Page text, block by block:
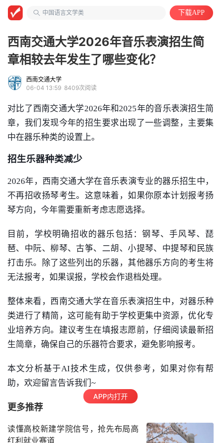
中国语言文学类
下载APP
西南交通大学2026年音乐表演招生简
章相较去年发生了哪些变化？
西南交通大学
06-04 13:59 8409次阅读
对比了西南交通大学2026年和2025年的音乐表演招生简
章，我们发现今年的招生要求出现了一些调整，主要集
中在器乐种类的设置上。
招生乐器种类减少
2026年，西南交通大学在音乐表演专业的器乐招生中，
不再招收扬琴考生。这意味着，如果你原本计划报考扬
琴方向，今年需要重新考虑志愿选择。
目前，学校明确招收的器乐包括：钢琴、手风琴、琵
琶、中阮、柳琴、古筝、二胡、小提琴、中提琴和民族
打击乐。除了这些列出的乐器，其他器乐方向的考生将
无法报考，如果误报，学校会作退档处理。
整体来看，西南交通大学在音乐表演招生中，对器乐种
类进行了精简，这可能有助于学校更集中资源，优化专
业培养方向。建议考生在填报志愿前，仔细阅读最新招
生简章，确保自己的乐器符合要求，避免影响报考。
本文分析基于AI技术生成，仅供参考，如果对你有帮
助，欢迎留言告诉我们~
更多推荐
读懂高校新建学院信号，抢先布局高
红利就业赛道
APP内打开